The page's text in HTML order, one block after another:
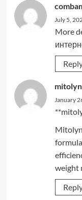
July 5,
More
January
weight